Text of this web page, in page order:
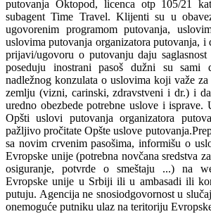
putovanja Oktopod, licenca otp 105/21
subagent Time Travel. Klijenti su u
ugovorenim programom putovanja,
uslovima putovanja organizatora putovanja, i
prijavi/ugovoru o putovanju daju
poseduju inostrani pasoš dužni su sami
nadležnog konzulata o uslovima koji važe
zemlju (vizni, carinski, zdravstveni i dr.) i
uredno obezbede potrebne uslove i isprave.
Opšti uslovi putovanja organizatora
pažljivo pročitate Opšte uslove
sa novim crvenim pasošima, informišu o
Evropske unije (potrebna novčana sredstva
osiguranje, potvrde o smeštaju ...) na
Evropske unije u Srbiji ili u ambasadi ili
putuju. Agencija ne snosiodgovornost u
onemoguće putniku ulaz na teritoriju